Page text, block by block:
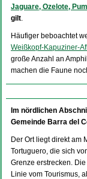
Jaguare, Ozelote,
gilt.
Häufiger beboachtet
Weißkopf-Kapuziner-
große Anzahl an
machen die Faune
Im nördlichen
Gemeinde Barra del
Der Ort liegt direkt am
Tortuguero, die sich
Grenze erstrecken.
Linie vom Tourismus,